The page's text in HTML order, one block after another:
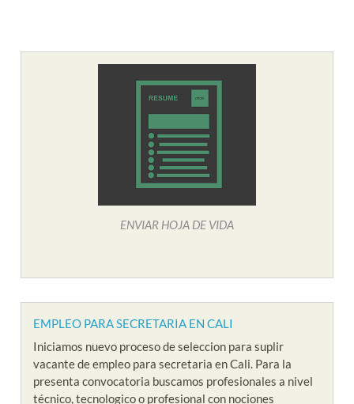
ENVIAR HOJA DE VIDA
EMPLEO PARA SECRETARIA EN CALI
Iniciamos nuevo proceso de seleccion para suplir
vacante de empleo para secretaria en Cali. Para la
presenta convocatoria buscamos profesionales a nivel
técnico, tecnologico o profesional con nociones